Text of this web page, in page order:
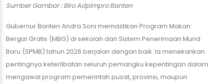
Sumber Gambar : Biro Adpimpro Banten
​Gubernur Banten Andra Soni memastikan Program Makan
Bergizi Gratis (MBG) di sekolah dan Sistem Penerimaan Murid
Baru (SPMB) tahun 2026 berjalan dengan baik. Ia menekankan
pentingnya keterlibatan seluruh pemangku kepentingan dalam
mengawal program pemerintah pusat, provinsi, maupun